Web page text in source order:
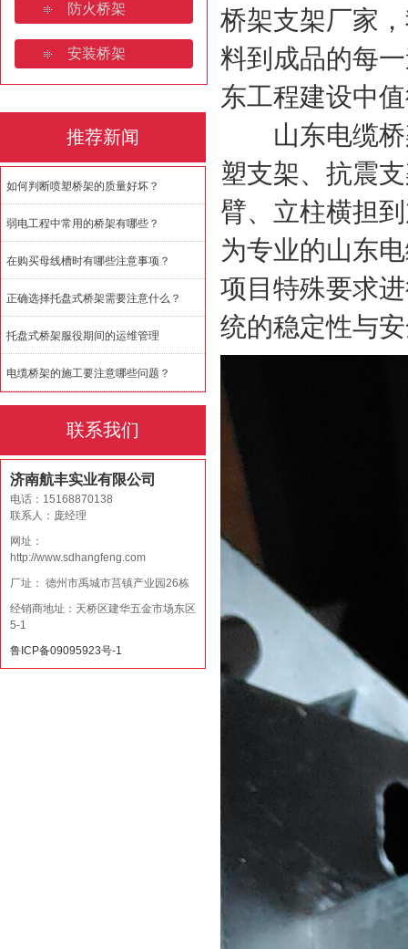
防火桥架
安装桥架
推荐新闻
如何判断喷塑桥架的质量好坏？
弱电工程中常用的桥架有哪些？
在购买母线槽时有哪些注意事项？
正确选择托盘式桥架需要注意什么？
托盘式桥架服役期间的运维管理
电缆桥架的施工要注意哪些问题？
联系我们
济南航丰实业有限公司
电话：15168870138
联系人：庞经理
网址：
http://www.sdhangfeng.com
厂址： 德州市禹城市莒镇产业园26栋
经销商地址：天桥区建华五金市场东区
5-1
鲁ICP备09095923号-1
桥架支架厂家
料到成品的每
东工程建设中
山东电缆桥
塑支架、抗震
臂、立柱横担
为专业的山东
项目特殊要求
统的稳定性与